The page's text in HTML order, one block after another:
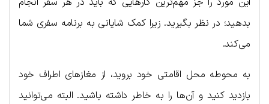
بدهید؛ در نظر بگیرید. زیرا کمک شایانی به برنامه سفری شما
می‌کند.
به محوطه محل اقامتی خود بروید، از مغازهای اطراف خود
بازدید کنید و آن‌ها را به خاطر داشته باشید. البته می‌توانید